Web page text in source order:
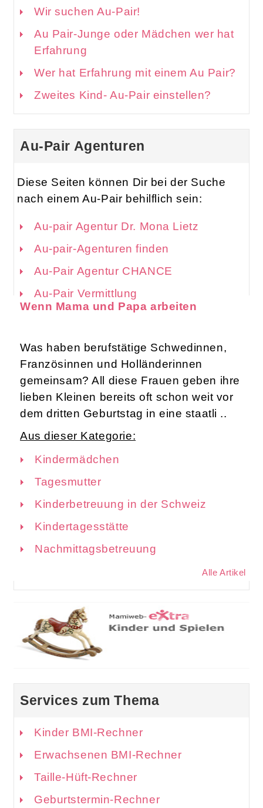
Wir suchen Au-Pair!
Au Pair-Junge oder Mädchen wer hat
Erfahrung
Wer hat Erfahrung mit einem Au Pair?
Zweites Kind- Au-Pair einstellen?
Au-Pair Agenturen
Diese Seiten können Dir bei der Suche
nach einem Au-Pair behilflich sein:
Au-pair Agentur Dr. Mona Lietz
Au-pair-Agenturen finden
Au-Pair Agentur CHANCE
Au-Pair Vermittlung
Wenn Mama und Papa arbeiten
Was haben berufstätige Schwedinnen,
Französinnen und Holländerinnen
gemeinsam? All diese Frauen geben ihre
lieben Kleinen bereits oft schon weit vor
dem dritten Geburtstag in eine staatli ..
Aus dieser Kategorie:
Kindermädchen
Tagesmutter
Kinderbetreuung in der Schweiz
Kindertagesstätte
Nachmittagsbetreuung
Alle Artikel
Services zum Thema
Kinder BMI-Rechner
Erwachsenen BMI-Rechner
Taille-Hüft-Rechner
Geburtstermin-Rechner